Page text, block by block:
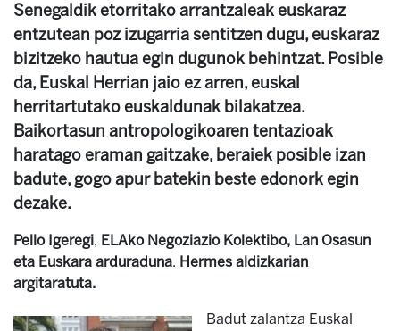
Senegaldik etorritako arrantzaleak euskaraz
entzutean poz izugarria sentitzen dugu, euskaraz
bizitzeko hautua egin dugunok behintzat. Posible
da, Euskal Herrian jaio ez arren, euskal
herritartutako euskaldunak bilakatzea.
Baikortasun antropologikoaren tentazioak
haratago eraman gaitzake, beraiek posible izan
badute, gogo apur batekin beste edonork egin
dezake.
Pello Igeregi, ELAko Negoziazio Kolektibo, Lan Osasun
eta Euskara arduraduna. Hermes aldizkarian
argitaratuta.
Badut zalantza Euskal